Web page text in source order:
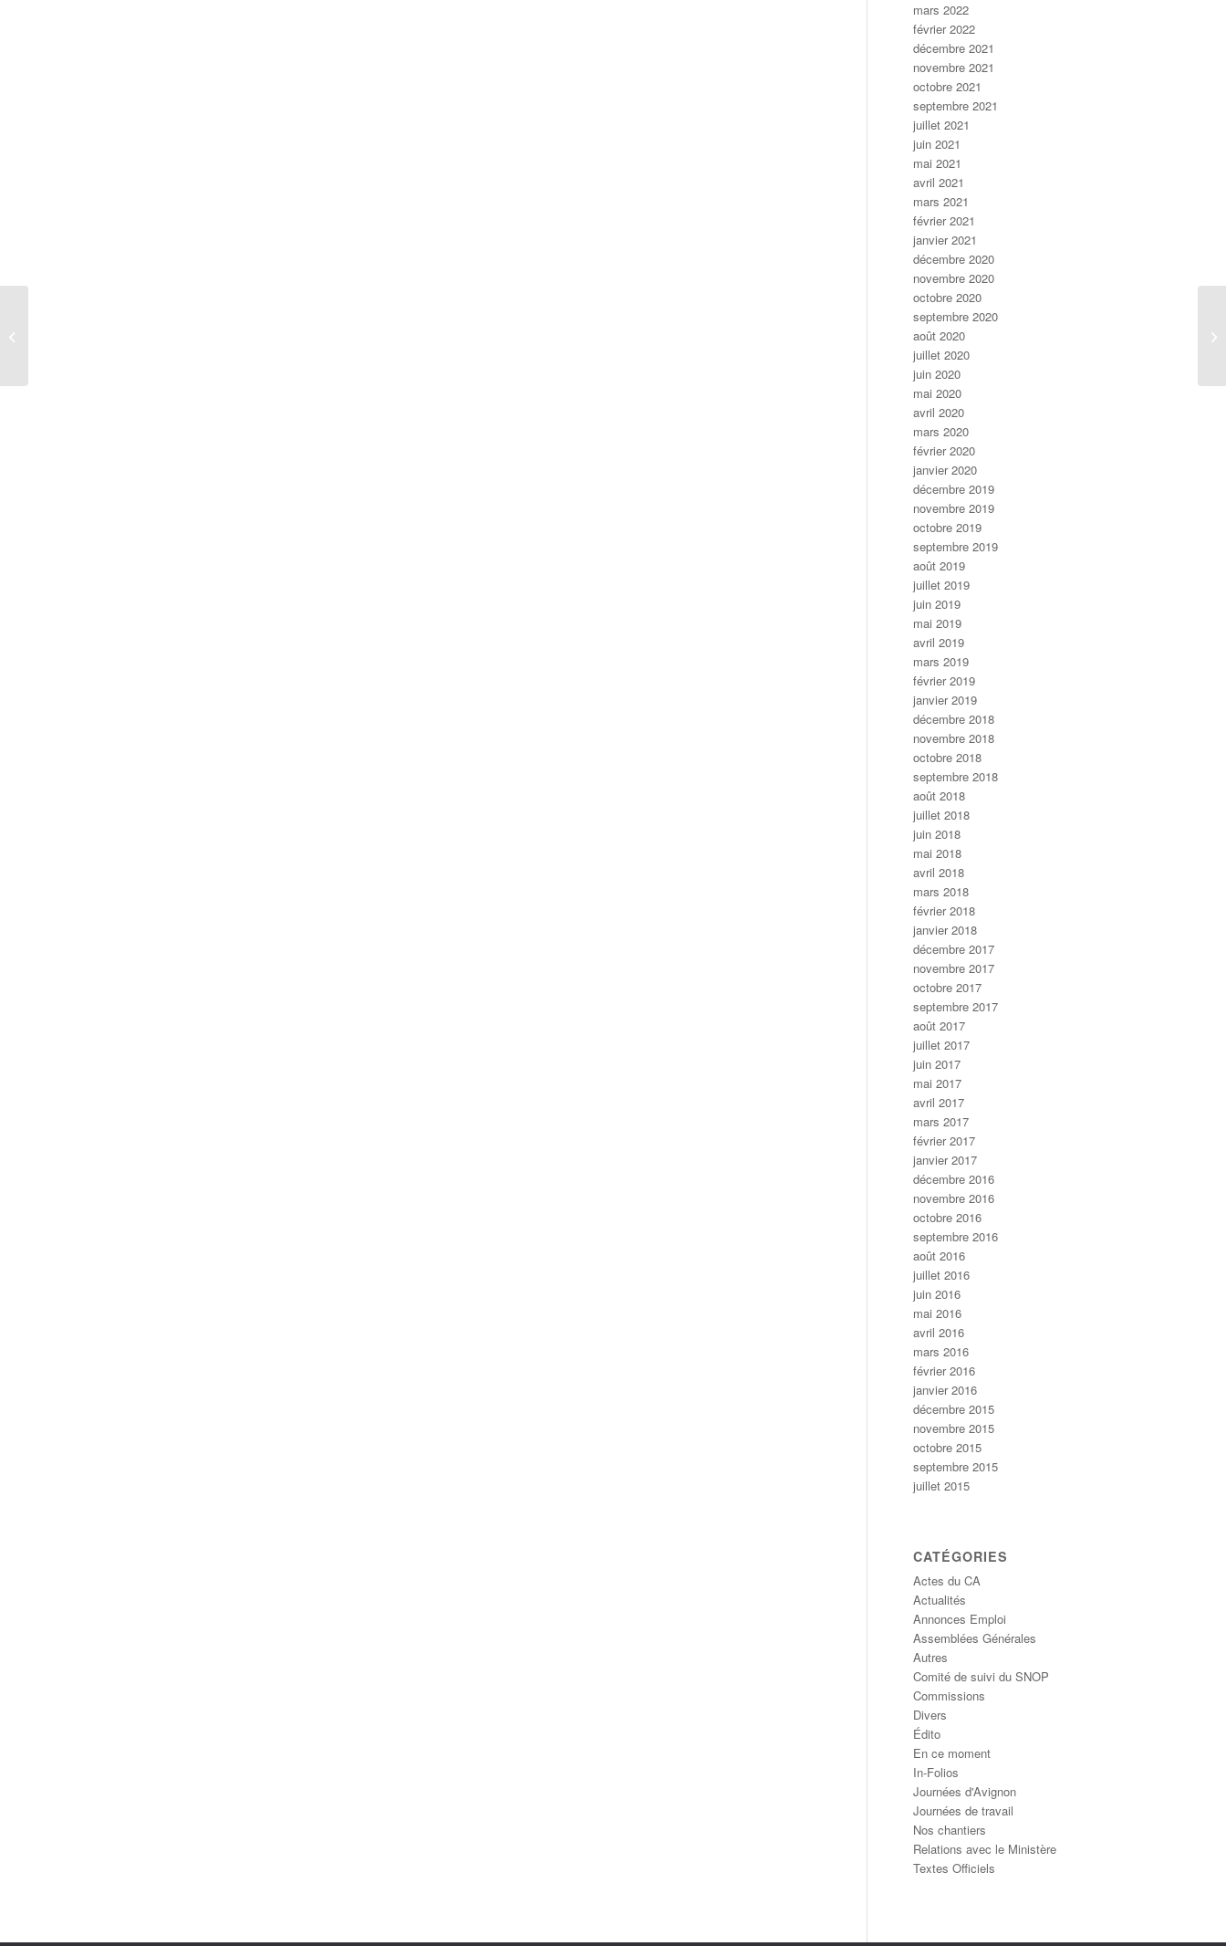
mars 2022
février 2022
décembre 2021
novembre 2021
octobre 2021
septembre 2021
juillet 2021
juin 2021
mai 2021
avril 2021
mars 2021
février 2021
janvier 2021
décembre 2020
novembre 2020
octobre 2020
septembre 2020
août 2020
juillet 2020
juin 2020
mai 2020
avril 2020
mars 2020
février 2020
janvier 2020
décembre 2019
novembre 2019
octobre 2019
septembre 2019
août 2019
juillet 2019
juin 2019
mai 2019
avril 2019
mars 2019
février 2019
janvier 2019
décembre 2018
novembre 2018
octobre 2018
septembre 2018
août 2018
juillet 2018
juin 2018
mai 2018
avril 2018
mars 2018
février 2018
janvier 2018
décembre 2017
novembre 2017
octobre 2017
septembre 2017
août 2017
juillet 2017
juin 2017
mai 2017
avril 2017
mars 2017
février 2017
janvier 2017
décembre 2016
novembre 2016
octobre 2016
septembre 2016
août 2016
juillet 2016
juin 2016
mai 2016
avril 2016
mars 2016
février 2016
janvier 2016
décembre 2015
novembre 2015
octobre 2015
septembre 2015
juillet 2015
CATÉGORIES
Actes du CA
Actualités
Annonces Emploi
Assemblées Générales
Autres
Comité de suivi du SNOP
Commissions
Divers
Édito
En ce moment
In-Folios
Journées d'Avignon
Journées de travail
Nos chantiers
Relations avec le Ministère
Textes Officiels